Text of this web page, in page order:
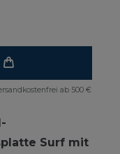
ab 500 €
Surf mit